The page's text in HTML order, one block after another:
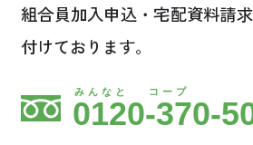
組合員加入申込・宅配資料請
付けております。
0120-370-
みんなと コープ